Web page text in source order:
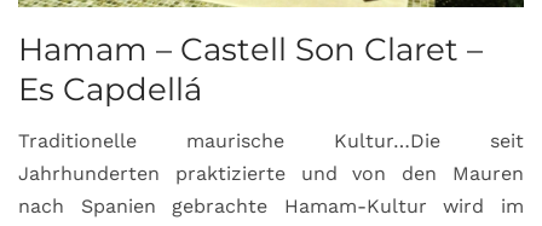
Hamam – Castell Son Claret –
Es Capdellá
Traditionelle maurische Kultur…Die seit
Jahrhunderten praktizierte und von den Mauren
nach Spanien gebrachte Hamam-Kultur wird im